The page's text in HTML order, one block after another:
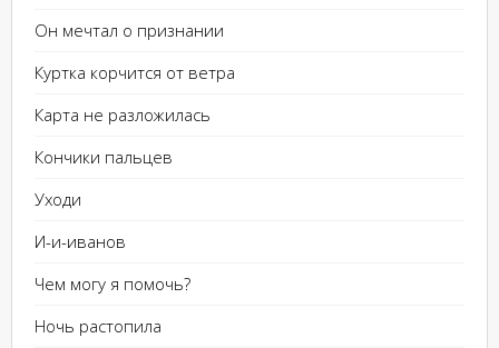
Он мечтал о признании
Куртка корчится от ветра
Карта не разложилась
Кончики пальцев
Уходи
И-и-иванов
Чем могу я помочь?
Ночь растопила